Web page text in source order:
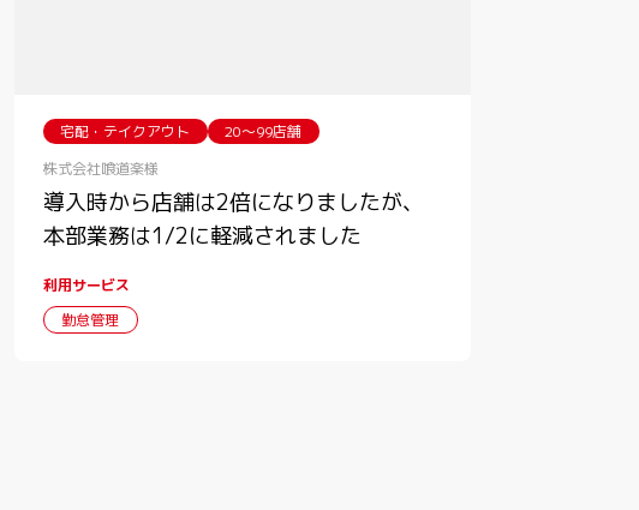
宅配・テイクアウト
20〜99店舗
株式会社喰道楽様
導入時から店舗は2倍になりましたが、
本部業務は1/2に軽減されました
利用サービス
勤怠管理